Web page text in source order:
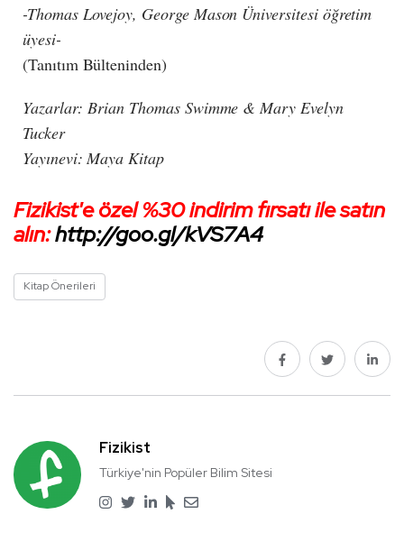
-Thomas Lovejoy, George Mason Üniversitesi öğretim
üyesi-
(Tanıtım Bülteninden)
Yazarlar: Brian Thomas Swimme & Mary Evelyn
Tucker
Yayınevi: Maya Kitap
Fizikist'e özel %30 indirim fırsatı ile satın
alın:http://goo.gl/kVS7A4
Kitap Önerileri
Fizikist
Türkiye'nin Popüler Bilim Sitesi